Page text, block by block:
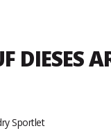
DIESES